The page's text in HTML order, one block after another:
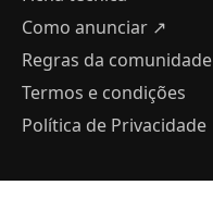
Como anunciar ↗
Regras da comunidade
Termos e condições
Política de Privacidade